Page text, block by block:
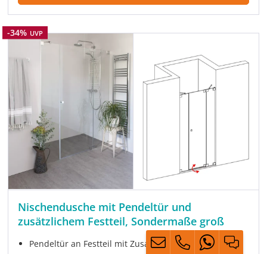
Rabatt
-34% UVP
Nischendusche mit Pendeltür und
zusätzlichem Festteil, Sondermaße groß
Pendeltür an Festteil mit Zusatz-Festteil